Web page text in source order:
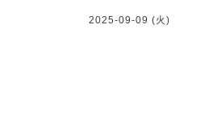
2025-09-09 (火)